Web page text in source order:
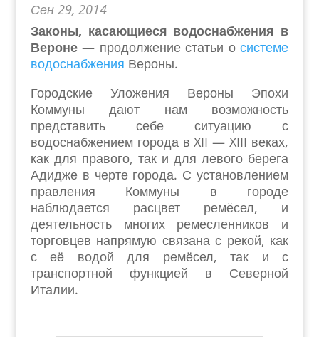
Сен 29, 2014
Законы, касающиеся водоснабжения в
Вероне— продолжение статьи осистеме
водоснабжения Вероны.
Городские Уложения Вероны Эпохи
Коммуны дают нам возможность
представить себе ситуацию с
водоснабжением города в XII — XIII веках,
как для правого, так и для левого берега
Адидже в черте города. С установлением
правления Коммуны в городе
наблюдается расцвет ремёсел, и
деятельность многих ремесленников и
торговцев напрямую связана с рекой, как
с её водой для ремёсел, так и с
транспортной функцией в Северной
Италии.